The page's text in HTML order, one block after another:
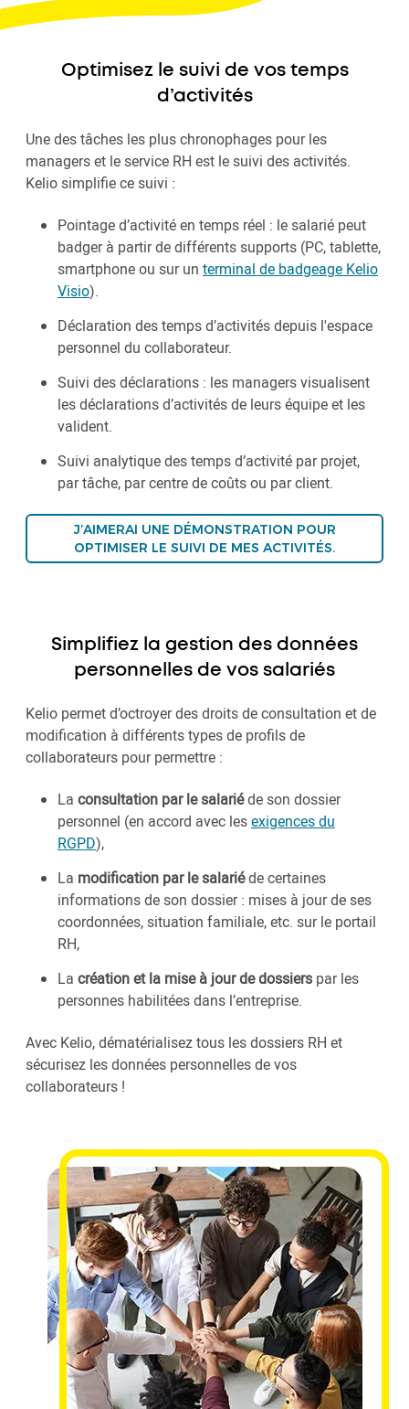
Optimisez le suivi de vos temps
d’activités
Une des tâches les plus chronophages pour les
managers et le service RH est le suivi des activités.
Kelio simplifie ce suivi :
Pointage d’activité en temps réel : le salarié peut
badger à partir de différents supports (PC, tablette,
smartphone ou sur un terminal de badgeage Kelio
Visio).
Déclaration des temps d’activités depuis l'espace
personnel du collaborateur.
Suivi des déclarations : les managers visualisent
les déclarations d’activités de leurs équipe et les
valident.
Suivi analytique des temps d’activité par projet,
par tâche, par centre de coûts ou par client.
J’AIMERAI UNE DÉMONSTRATION POUR
OPTIMISER LE SUIVI DE MES ACTIVITÉS.
Simplifiez la gestion des données
personnelles de vos salariés
Kelio permet d’octroyer des droits de consultation et de
modification à différents types de profils de
collaborateurs pour permettre :
La consultation par le salariéde son dossier
personnel (en accord avec lesexigences du
RGPD),
La modification par le salariéde certaines
informations de son dossier : mises à jour de ses
coordonnées, situation familiale, etc. sur le portail
RH,
La création et la mise à jour de dossiers par les
personnes habilitées dans l’entreprise.
Avec Kelio, dématérialisez tous les dossiers RH et
sécurisez les données personnelles de vos
collaborateurs !